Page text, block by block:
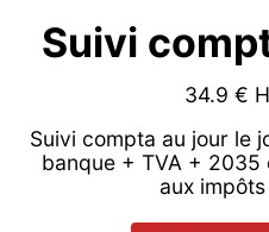
Suivi
34.9 €
Suivi compta au jour le
banque + TVA +
aux